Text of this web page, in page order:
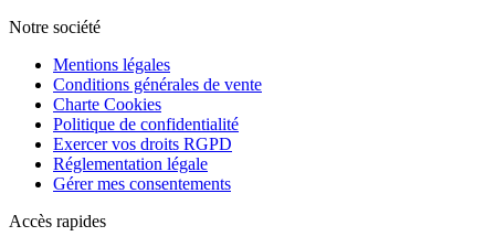
Notre société
Mentions légales
Conditions générales de vente
Charte Cookies
Politique de confidentialité
Exercer vos droits RGPD
Réglementation légale
Gérer mes consentements
Accès rapides